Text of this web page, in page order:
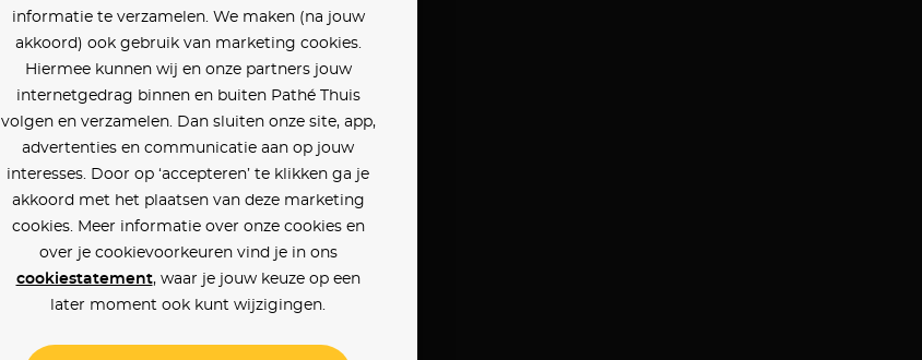
informatie te verzamelen. We maken (na jouw
akkoord) ook gebruik van marketing cookies.
Hiermee kunnen wij en onze partners jouw
internetgedrag binnen en buiten Pathé Thuis
volgen en verzamelen. Dan sluiten onze site, app,
advertenties en communicatie aan op jouw
interesses. Door op ‘accepteren’ te klikken ga je
akkoord met het plaatsen van deze marketing
cookies. Meer informatie over onze cookies en
over je cookievoorkeuren vind je in ons
cookiestatement, waar je jouw keuze op een
later moment ook kunt wijzigingen.